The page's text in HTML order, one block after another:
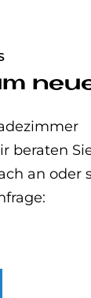
beraten
an oder